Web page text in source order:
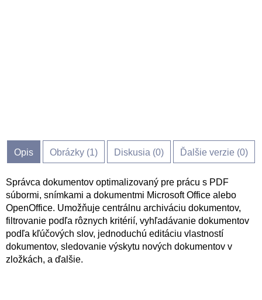
Opis Obrázky (1) Diskusia (0) Ďalšie verzie (0)
Správca dokumentov optimalizovaný pre prácu s PDF
súbormi, snímkami a dokumentmi Microsoft Office alebo
OpenOffice. Umožňuje centrálnu archiváciu dokumentov,
filtrovanie podľa rôznych kritérií, vyhľadávanie dokumentov
podľa kľúčových slov, jednoduchú editáciu vlastností
dokumentov, sledovanie výskytu nových dokumentov v
zložkách, a ďalšie.